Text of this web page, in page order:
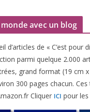
avec un blog
d’ar­ticles de « C’est pour
par­mi quelque 2.000
grand for­mat (19 cm x
300 pages cha­cun.
Cliquer ICI pour